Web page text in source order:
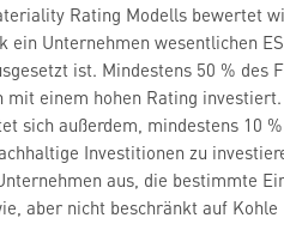
Rating Modells bewertet
ein Unternehmen wesentlichen
ist. Mindestens 50 % des
mit einem hohen Rating
sich außerdem, mindestens 10
Investitionen zu
aus, die bestimmte
aber nicht beschränkt auf Kohle